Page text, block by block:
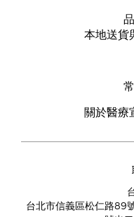
本地送貨
關於醫療
台北市信義區松仁路89